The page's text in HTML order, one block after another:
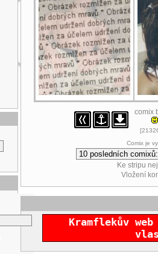
comix
Comix je
Ke stripu
Vložení
Kramflekův